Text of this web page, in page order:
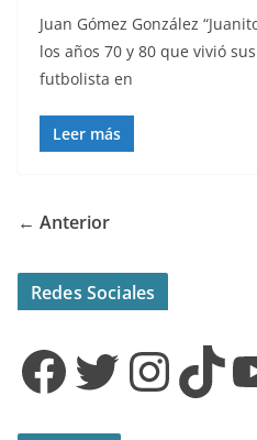
Juan Gómez González
los años 70 y 80 que vivió
futbolista en
Leer más
← Anterior
Redes Sociales
Facebook Twitter InstagramTikTok YouTube